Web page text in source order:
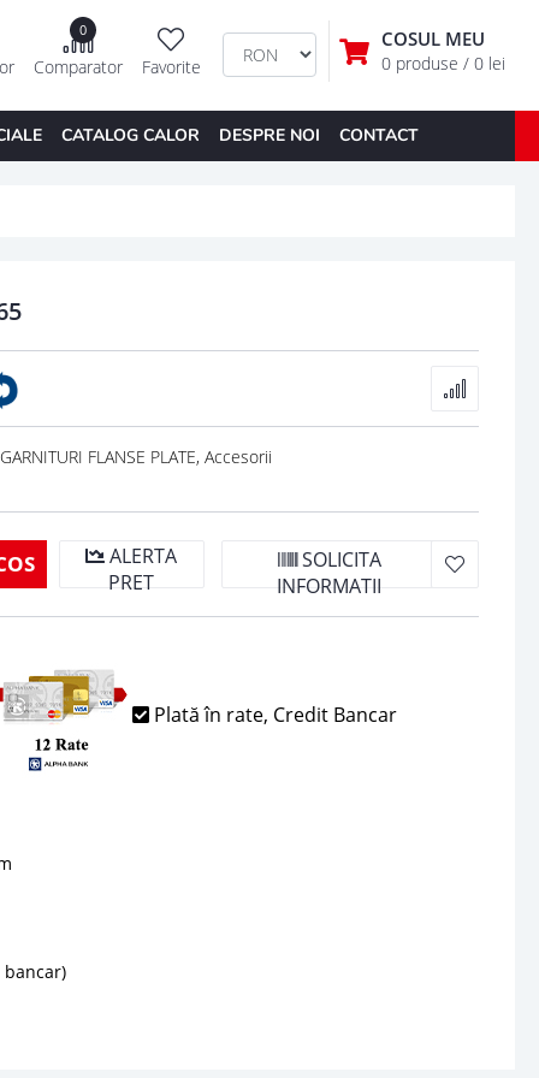
COSUL MEU
0 produse / 0 lei
Favorite
0
Comparator
CATALOG CALOR DESPRE NOI CONTACT
FLANSE PLATE, Accesorii
ALERTA
PRET
SOLICITA
INFORMATII
Plată în rate, Credit Bancar